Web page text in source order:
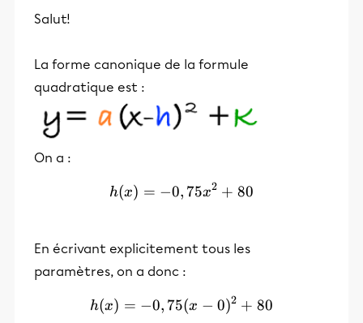
Salut!
La forme canonique de la formule
quadratique est :
On a :
h(x)=-0,75x²+80
h(x) = −0, 75x2 + 80
En écrivant explicitement tous les
paramètres, on a donc :
h(x)=-0,75(x-0)²+80
h(x) = −0, 75(x − 0)2 + 80